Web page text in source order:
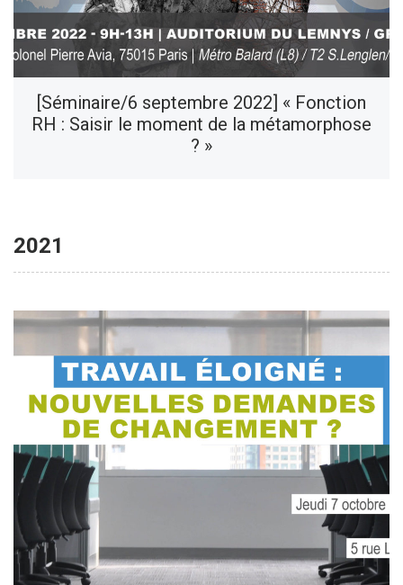
[Séminaire/6 septembre 2022] « Fonction
RH : Saisir le moment de la métamorphose
? »
2021